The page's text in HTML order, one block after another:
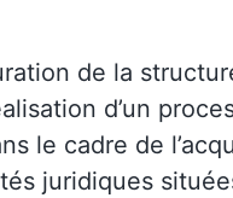
de la
d’un
le cadre de
juridiques